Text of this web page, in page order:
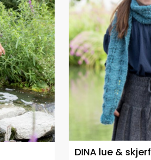
DINA lue & skjerf